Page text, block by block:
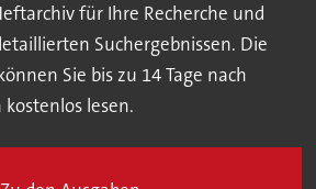
für Ihre Recherche und
Suchergebnissen. Die
Sie bis zu 14 Tage nach
lesen.